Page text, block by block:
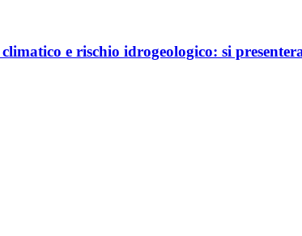
e rischio idrogeologico: si